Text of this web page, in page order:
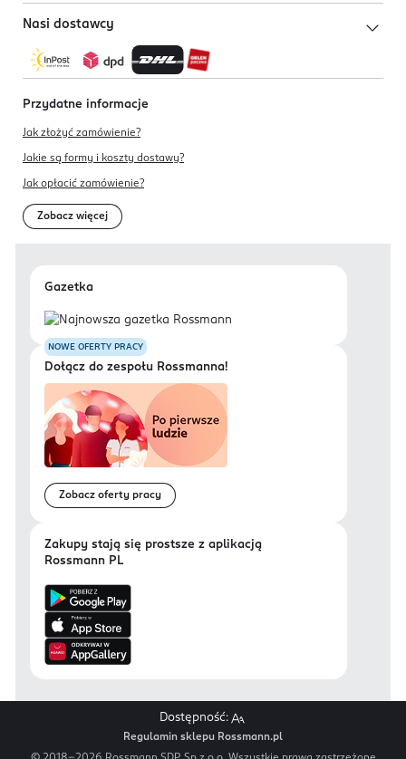
Nasi dostawcy
Przydatne informacje
Jak złożyć zamówienie?
Jakie są formy i koszty dostawy?
Jak opłacić zamówienie?
Zobacz więcej
Gazetka
NOWE OFERTY PRACY
Dołącz do zespołu Rossmanna!
Zobacz oferty pracy
Zakupy stają się prostsze z aplikacją
Rossmann PL
Dostępność:
Regulamin sklepu Rossmann.pl